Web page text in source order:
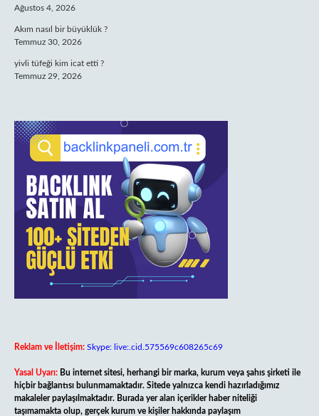
Ağustos 4, 2026
Akım nasıl bir büyüklük ?
Temmuz 30, 2026
yivli tüfeği kim icat etti ?
Temmuz 29, 2026
Reklam ve İletişim: Skype: live:.cid.575569c608265c69
Yasal Uyarı: Bu internet sitesi, herhangi bir marka, kurum veya şahıs şirketi ile
hiçbir bağlantısı bulunmamaktadır. Sitede yalnızca kendi hazırladığımız
makaleler paylaşılmaktadır. Burada yer alan içerikler haber niteliği
taşımamakta olup, gerçek kurum ve kişiler hakkında paylaşım